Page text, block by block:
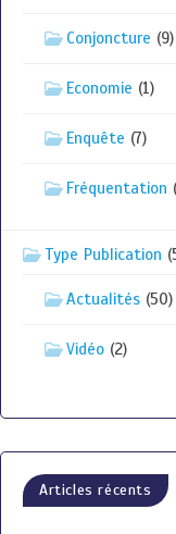
Conjoncture (9)
Economie (1)
Enquête (7)
Fréquentation
Type Publication
Actualités (50)
Vidéo (2)
Articles récents